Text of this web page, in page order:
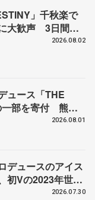
」千秋楽で
大歓声 3日間の
8千人動員、三浦
2026.08.02
ュース「THE
一部を寄付 熊本
2026.08.01
デュースのアイス
Vの2023年世界
ゼボロ、チョク
2026.07.30